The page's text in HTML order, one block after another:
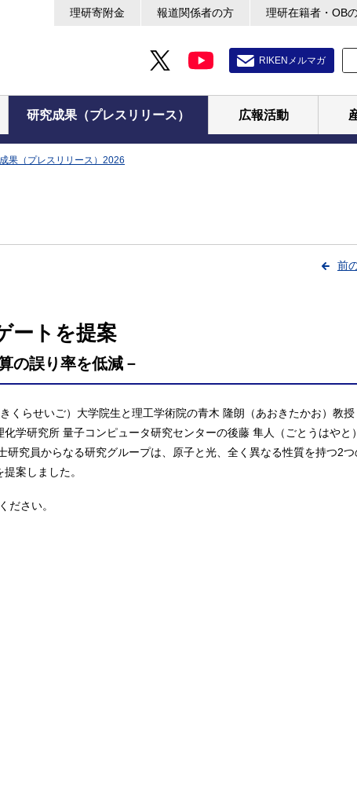
理研寄附金 報道関係者の方 理研在籍者・OB
RIKENメルマガ
研究成果（プレスリリース） 広報活動
果（プレスリリース）2026
前
ートを提案
の誤り率を低減－
くらせいご）大学院生と理工学術院の青木 隆朗（あおきたかお）教
学研究所 量子コンピュータ研究センターの後藤 隼人（ごとうはや
研究員からなる研究グループは、原子と光、全く異なる性質を持つ2
案しました。
ださい。